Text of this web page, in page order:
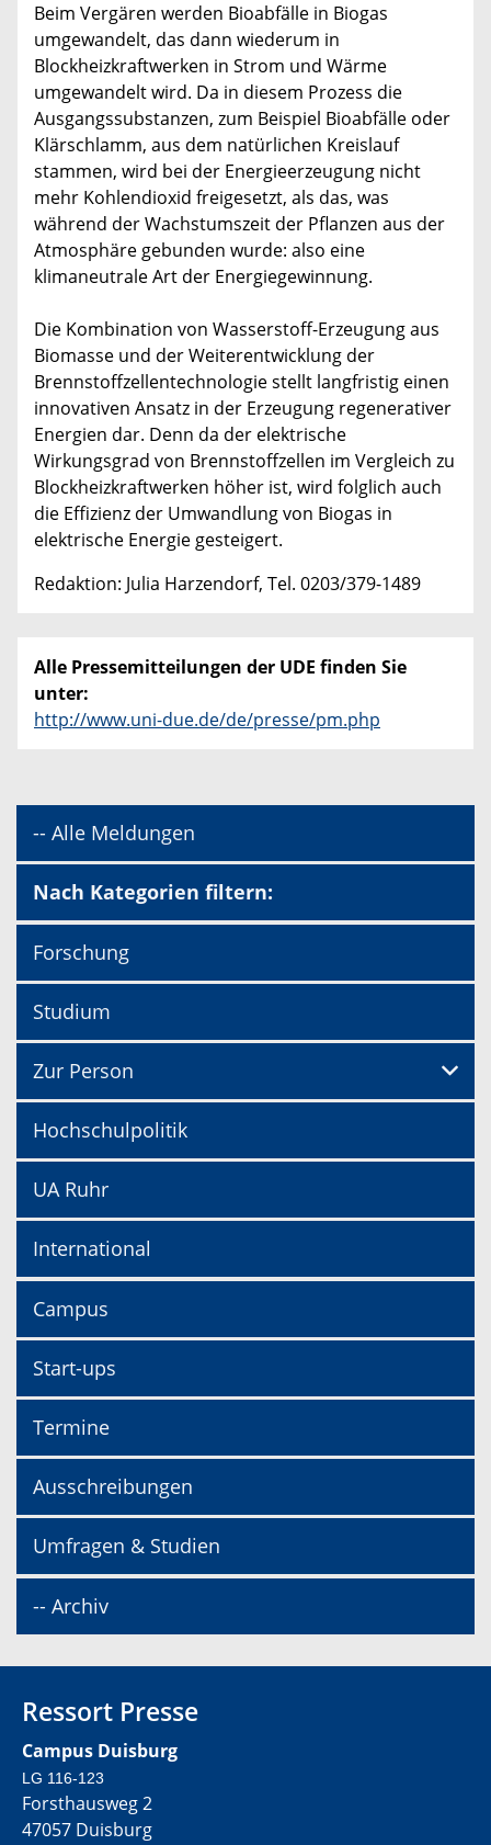
Beim Vergären werden Bioabfälle in Biogas
umgewandelt, das dann wiederum in
Blockheizkraftwerken in Strom und Wärme
umgewandelt wird. Da in diesem Prozess die
Ausgangssubstanzen, zum Beispiel Bioabfälle oder
Klärschlamm, aus dem natürlichen Kreislauf
stammen, wird bei der Energieerzeugung nicht
mehr Kohlendioxid freigesetzt, als das, was
während der Wachstumszeit der Pflanzen aus der
Atmosphäre gebunden wurde: also eine
klimaneutrale Art der Energiegewinnung.
Die Kombination von Wasserstoff-Erzeugung aus
Biomasse und der Weiterentwicklung der
Brennstoffzellentechnologie stellt langfristig einen
innovativen Ansatz in der Erzeugung regenerativer
Energien dar. Denn da der elektrische
Wirkungsgrad von Brennstoffzellen im Vergleich zu
Blockheizkraftwerken höher ist, wird folglich auch
die Effizienz der Umwandlung von Biogas in
elektrische Energie gesteigert.
Redaktion: Julia Harzendorf, Tel. 0203/379-1489
Alle Pressemitteilungen der UDE finden Sie
unter:
http://www.uni-due.de/de/presse/pm.php
-- Alle Meldungen
Nach Kategorien filtern:
Forschung
Studium
Zur Person
Hochschulpolitik
UA Ruhr
International
Campus
Start-ups
Termine
Ausschreibungen
Umfragen & Studien
-- Archiv
Ressort Presse
Campus Duisburg
LG 116-123
Forsthausweg 2
47057 Duisburg